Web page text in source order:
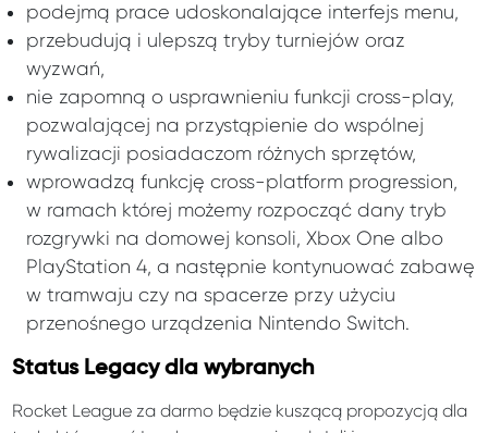
podejmą prace udoskonalające interfejs menu,
przebudują i ulepszą tryby turniejów oraz
wyzwań,
nie zapomną o usprawnieniu funkcji cross-play,
pozwalającej na przystąpienie do wspólnej
rywalizacji posiadaczom różnych sprzętów,
wprowadzą funkcję cross-platform progression,
w ramach której możemy rozpocząć dany tryb
rozgrywki na domowej konsoli, Xbox One albo
PlayStation 4, a następnie kontynuować zabawę
w tramwaju czy na spacerze przy użyciu
przenośnego urządzenia Nintendo Switch.
Status Legacy dla wybranych
Rocket League za darmo będzie kuszącą propozycją dla